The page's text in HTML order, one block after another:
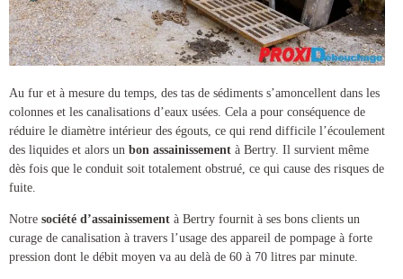
Au fur et à mesure du temps, des tas de sédiments s’amoncellent dans les
colonnes et les canalisations d’eaux usées. Cela a pour conséquence de
réduire le diamètre intérieur des égouts, ce qui rend difficile l’écoulement
des liquides et alors un bon assainissement à Bertry. Il survient même
dès fois que le conduit soit totalement obstrué, ce qui cause des risques de
fuite.
Notre société d’assainissement à Bertry fournit à ses bons clients un
curage de canalisation à travers l’usage des appareil de pompage à forte
pression dont le débit moyen va au delà de 60 à 70 litres par minute.